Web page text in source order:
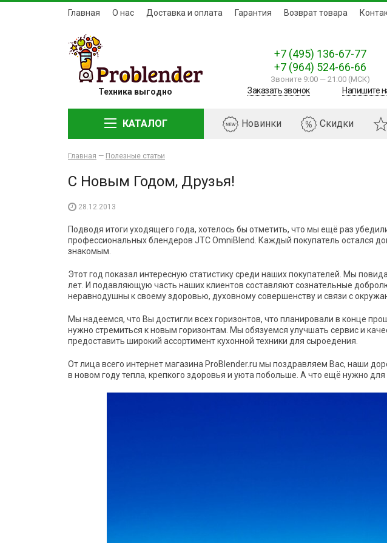
Главная О нас Доставка и оплата Гарантия Возврат товара
Техника выгодно
+7 (495) 136-67-77
+7 (964) 524-66-66
Звоните 9:00 — 21:00 (МСК)
Заказать звонок Напишите
КАТАЛОГ Новинки Скидки
Главная — Полезные статьи
С Новым Годом, Друзья!
28.12.2013
Подводя итоги уходящего года, хотелось бы отметить, что мы ещё раз
профессиональных блендеров JTC OmniBlend. Каждый покупатель остался
знакомым.
Этот год показал интересную статистику среди наших покупателей. Мы
лет. И подавляющую часть наших клиентов составляют сознательные
неравнодушны к своему здоровью, духовному совершенству и связи с
Мы надеемся, что Вы достигли всех горизонтов, что планировали в конце
нужно стремиться к новым горизонтам. Мы обязуемся улучшать сервис и
предоставить широкий ассортимент кухонной техники для сыроедения.
От лица всего интернет магазина ProBlender.ru мы поздравляем Вас, наши
в новом году тепла, крепкого здоровья и уюта побольше. А что ещё нужно для